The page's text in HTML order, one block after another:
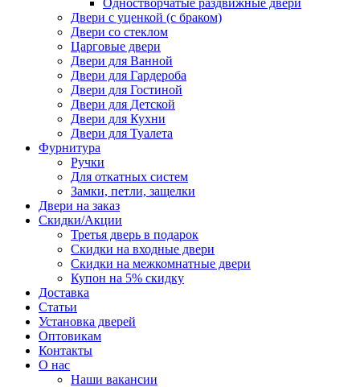
Одностворчатые раздвижные двери
Двери с уценкой (с браком)
Двери со стеклом
Царговые двери
Двери для Ванной
Двери для Гардероба
Двери для Гостиной
Двери для Детской
Двери для Кухни
Двери для Туалета
Фурнитура
Ручки
Для откатных систем
Замки, петли, защелки
Двери на заказ
Скидки/Акции
Третья дверь в подарок
Скидки на входные двери
Скидки на межкомнатные двери
Купон на 5% скидку
Доставка
Статьи
Установка дверей
Оптовикам
Контакты
О нас
Наши вакансии